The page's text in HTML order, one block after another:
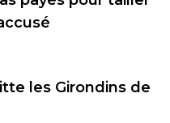
les Girondins de